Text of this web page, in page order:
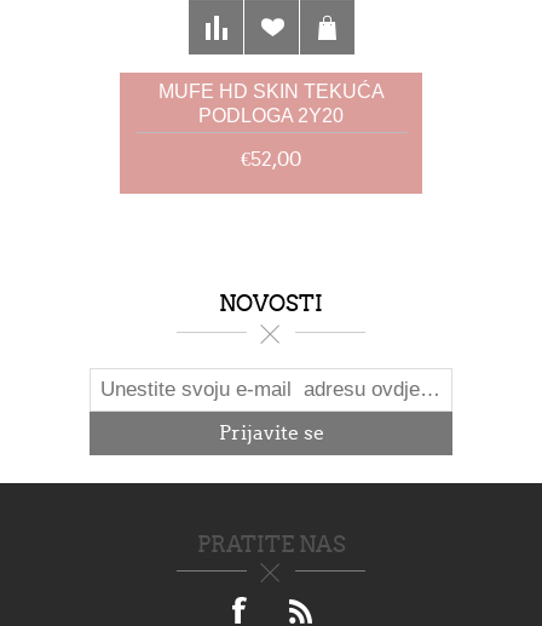
MUFE HD SKIN TEKUĆA
PODLOGA 2Y20
€52,00
NOVOSTI
PRATITE NAS